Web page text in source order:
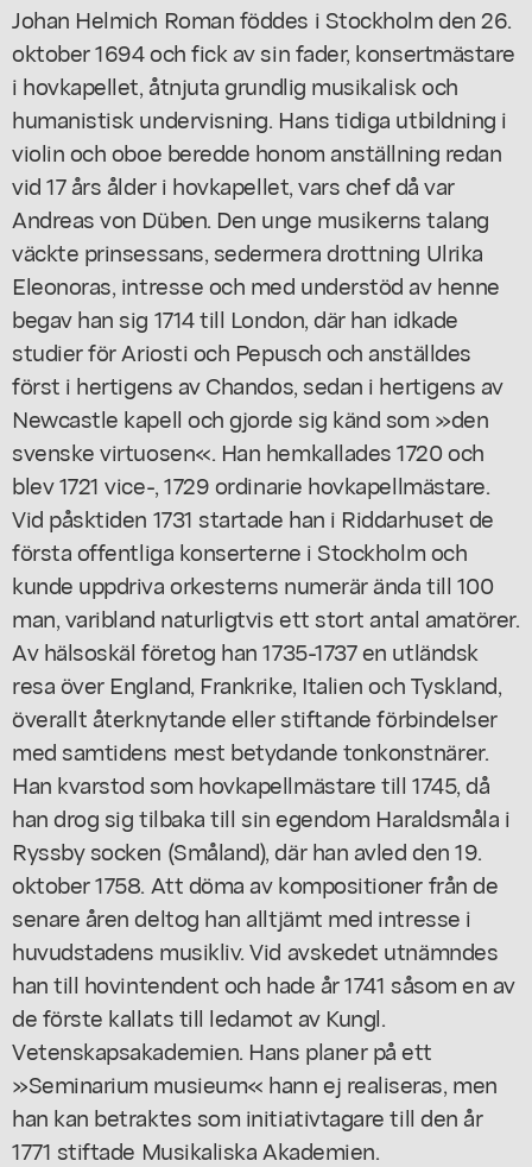
Johan Helmich Roman föddes i Stockholm den 26.
oktober 1694 och fick av sin fader, konsertmästare
i hovkapellet, åtnjuta grundlig musikalisk och
humanistisk undervisning. Hans tidiga utbildning i
violin och oboe beredde honom anställning redan
vid 17 års ålder i hovkapellet, vars chef då var
Andreas von Düben. Den unge musikerns talang
väckte prinsessans, sedermera drottning Ulrika
Eleonoras, intresse och med understöd av henne
begav han sig 1714 till London, där han idkade
studier för Ariosti och Pepusch och anställdes
först i hertigens av Chandos, sedan i hertigens av
Newcastle kapell och gjorde sig känd som »den
svenske virtuosen«. Han hemkallades 1720 och
blev 1721 vice-, 1729 ordinarie hovkapellmästare.
Vid påsktiden 1731 startade han i Riddarhuset de
första offentliga konserterne i Stockholm och
kunde uppdriva orkesterns numerär ända till 100
man, varibland naturligtvis ett stort antal amatörer.
Av hälsoskäl företog han 1735-1737 en utländsk
resa över England, Frankrike, Italien och Tyskland,
överallt återknytande eller stiftande förbindelser
med samtidens mest betydande tonkonstnärer.
Han kvarstod som hovkapellmästare till 1745, då
han drog sig tilbaka till sin egendom Haraldsmåla i
Ryssby socken (Småland), där han avled den 19.
oktober 1758. Att döma av kompositioner från de
senare åren deltog han alltjämt med intresse i
huvudstadens musikliv. Vid avskedet utnämndes
han till hovintendent och hade år 1741 såsom en av
de förste kallats till ledamot av Kungl.
Vetenskapsakademien. Hans planer på ett
»Seminarium musieum« hann ej realiseras, men
han kan betraktes som initiativtagare till den år
1771 stiftade Musikaliska Akademien.